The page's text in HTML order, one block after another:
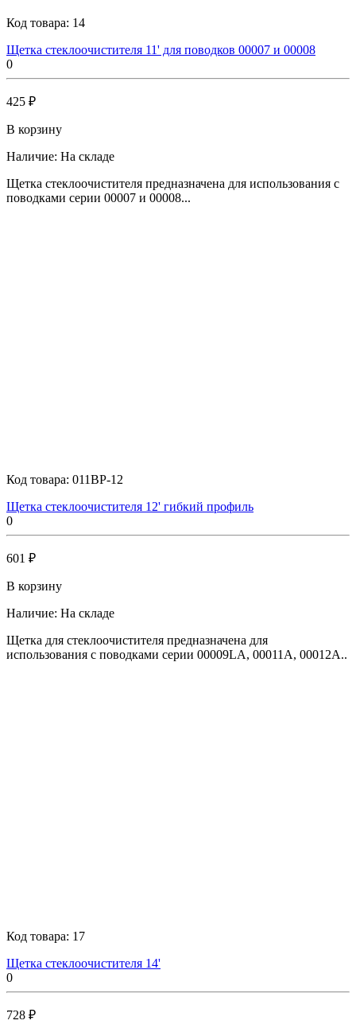
Код товара: 14
Щетка стеклоочистителя 11' для поводков 00007 и 00008
0
425 ₽
В корзину
Наличие: На складе
Щетка стеклоочистителя предназначена для использования с
поводками серии 00007 и 00008...
Код товара: 011BP-12
Щетка стеклоочистителя 12' гибкий профиль
0
601 ₽
В корзину
Наличие: На складе
Щетка для стеклоочистителя предназначена для
использования с поводками серии 00009LA, 00011A, 00012A..
Код товара: 17
Щетка стеклоочистителя 14'
0
728 ₽